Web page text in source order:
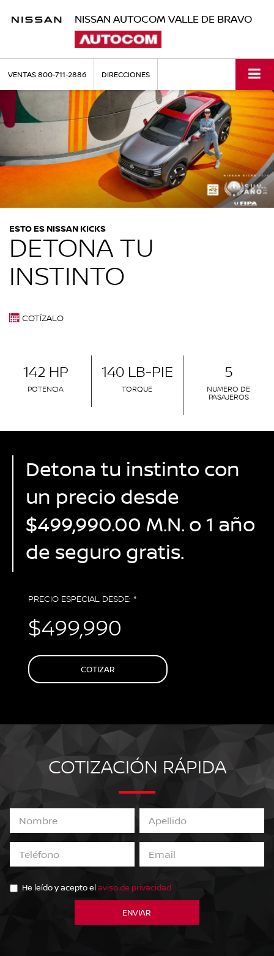
NISSAN AUTOCOM VALLE DE BRAVO
VENTAS800-711-2886 DIRECCIONES
ESTO ES NISSAN KICKS
DETONA TU
INSTINTO
COTÍZALO
142 HP
POTENCIA
140 LB-PIE
TORQUE
5
NUMERO DE
PASAJEROS
Detona tu instinto con
un precio desde
$499,990.00 M.N. o 1 año
de seguro gratis.
PRECIO ESPECIAL DESDE: *
$499,990
COTIZAR
COTIZACIÓN RÁPIDA
He leído y acepto elaviso de privacidad